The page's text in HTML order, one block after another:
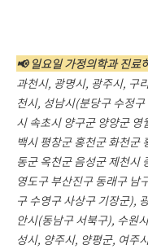
📢 일요일 가정의학과 진료
과천시, 광명시, 광주시, 구
천시, 성남시(분당구 수정
시 속초시 양구군 양양군
백시 평창군 홍천군 화천군
동군 옥천군 음성군 제천시
영도구 부산진구 동래구 남
구 수영구 사상구 기장군),
안시(동남구 서북구), 수원
성시, 양주시, 양평군, 여주